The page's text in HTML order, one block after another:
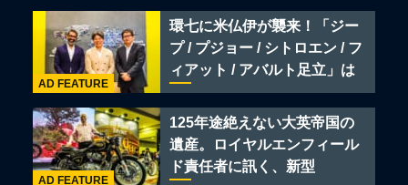
リオ /ベントレー スーパース
ポーツ
環七に米仏伊が襲来！「ジー
プ / プジョー / シトロエン / フ
ィアット / アバルト足立」は
クルマのセレクトショップで
ある
AD FEATURE
125年途絶えない大英帝国の
遺産。ロイヤルエンフィール
ド責任者に訊く、新型
AD FEATURE